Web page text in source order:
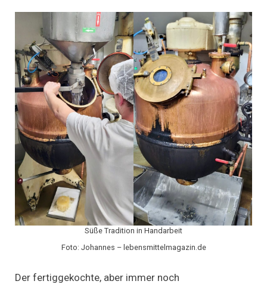
Süße Tradition in Handarbeit
Foto: Johannes – lebensmittelmagazin.de
Der fertiggekochte, aber immer noch